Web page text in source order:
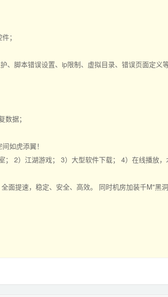
；
、脚本错误设置、ip限制、虚拟目录、错误页面定义
据；
如虎添翼！
2）江湖游戏； 3）大型软件下载； 4）在线播放
面提速，稳定、安全、高效。 同时机房加装千M"黑